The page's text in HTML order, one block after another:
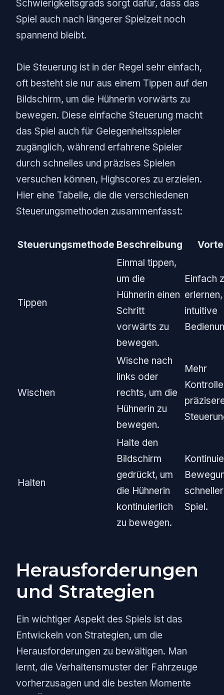
Schwierigkeitsgrads sorgt dafür, dass das
Spiel auch nach längerer Spielzeit noch
spannend bleibt.
Die Steuerung ist in der Regel sehr einfach,
oft besteht sie nur aus einem Tippen auf den
Bildschirm, um die Hühnerin vorwärts zu
bewegen. Diese einfache Steuerung macht
das Spiel auch für Gelegenheitsspieler
zugänglich, während erfahrene Spieler
durch schnelles und präzises Spielen
versuchen können, Highscores zu erzielen.
Hier eine Tabelle, die die verschiedenen
Steuerungsmethoden zusammenfasst:
Steuerungsmethode Beschreibung
Tippen
Einmal tippen,
um die
Hühnerin einen
Schritt
vorwärts zu
bewegen.
Einfach
erlernen,
intuitive
Wischen
Wische nach
links oder
rechts, um die
Hühnerin zu
bewegen.
Mehr
Halten
Halte den
Bildschirm
gedrückt, um
die Hühnerin
kontinuierlich
zu bewegen.
Spiel.
Herausforderungen
und Strategien
Ein wichtiger Aspekt des Spiels ist das
Entwickeln von Strategien, um die
Herausforderungen zu bewältigen. Man
lernt, die Verhaltensmuster der Fahrzeuge
vorherzusagen und die besten Momente